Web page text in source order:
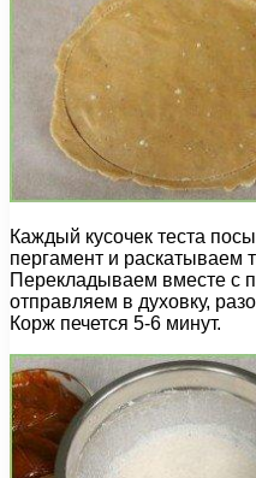
Каждый кусочек теста
пергамент и раскатываем
Перекладываем вместе с
отправляем в духовку,
Корж печется 5-6 минут.